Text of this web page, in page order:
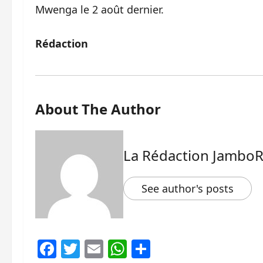
Mwenga le 2 août dernier.
Rédaction
About The Author
La Rédaction
See author's posts
Facebook
Twitter
EmailWhatsApp